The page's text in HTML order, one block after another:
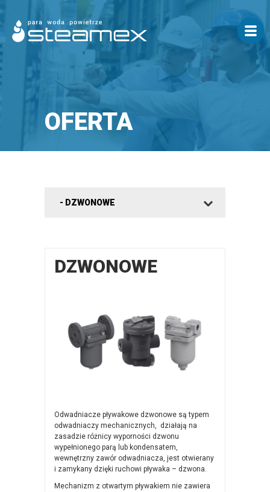
OFERTA
DZWONOWE
Odwadniacze pływakowe dzwonowe są typem
odwadniaczy mechanicznych, działają na
zasadzie różnicy wyporności dzwonu
wypełnionego parą lub kondensatem,
wewnętrzny zawór odwadniacza, jest otwierany
i zamykany dzięki ruchowi pływaka – dzwona.
Mechanizm z otwartym pływakiem nie zawiera